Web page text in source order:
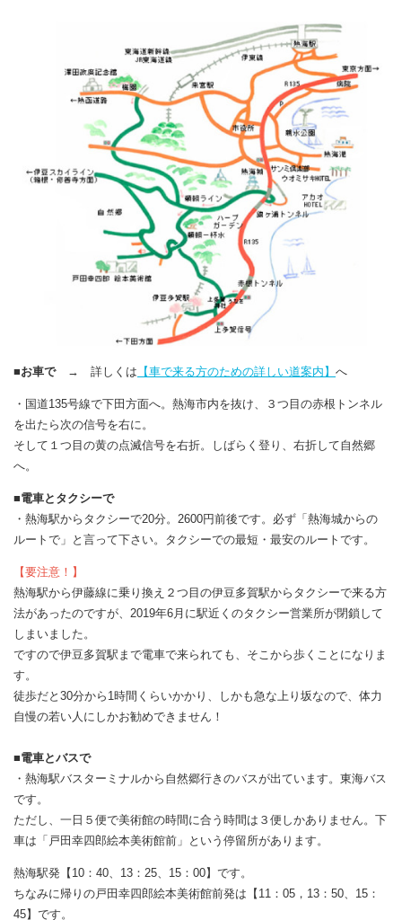
■お車で→ 詳しくは 【車で来る方のための詳しい道案内】 へ
・国道135号線で下田方面へ。熱海市内を抜け、３つ目の赤根トンネル
を出たら次の信号を右に。
そして１つ目の黄の点滅信号を右折。しばらく登り、右折して自然郷
へ。
■電車とタクシーで
・熱海駅からタクシーで20分。2600円前後です。必ず「熱海城からの
ルートで」と言って下さい。タクシーでの最短・最安のルートです。
【要注意！】
熱海駅から伊藤線に乗り換え２つ目の伊豆多賀駅からタクシーで来る方
法があったのですが、2019年6月に駅近くのタクシー営業所が閉鎖して
しまいました。
ですので伊豆多賀駅まで電車で来られても、そこから歩くことになりま
す。
徒歩だと30分から1時間くらいかかり、しかも急な上り坂なので、体力
自慢の若い人にしかお勧めできません！
■電車とバスで
・熱海駅バスターミナルから自然郷行きのバスが出ています。東海バス
です。
ただし、一日５便で美術館の時間に合う時間は３便しかありません。下
車は「戸田幸四郎絵本美術館前」という停留所があります。
熱海駅発【10：40、13：25、15：00】です。
ちなみに帰りの戸田幸四郎絵本美術館前発は【11：05，13：50、15：
45】です。